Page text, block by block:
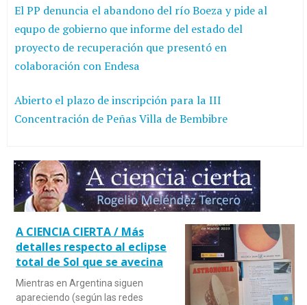
El PP denuncia el abandono del río Boeza y pide al
equpo de gobierno que informe del estado del
proyecto de recuperación que presentó en
colaboración con Endesa
Abierto el plazo de inscripción para la III
Concentración de Peñas Villa de Bembibre
A CIENCIA CIERTA / Más
detalles respecto al eclipse
total de Sol que se avecina
Mientras en Argentina siguen
apareciendo (según las redes